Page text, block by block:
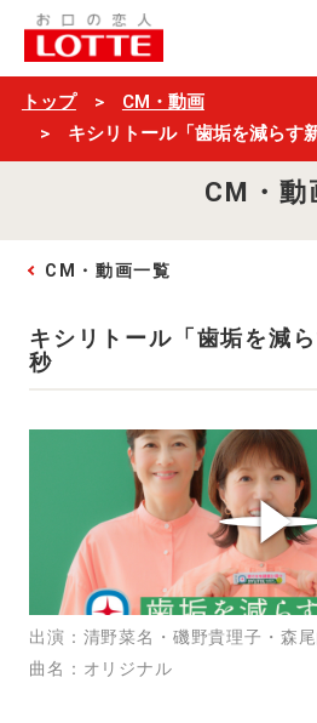
キ
シ
リ
ー
「歯
を
減
慣」
30
秒
トップ
CM・動画
キシリトール「歯垢を減らす
CM・動
CM・動画一覧
キシリトール「歯垢を減
秒
出演
清野菜名・磯野貴理子・森
曲名
オリジナル